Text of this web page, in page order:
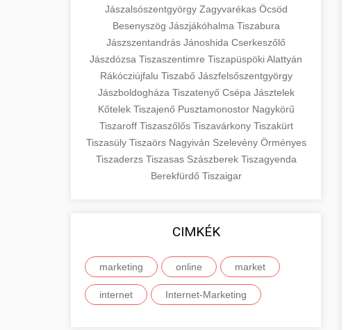
Jászalsószentgyörgy Zagyvarékas Öcsöd
Besenyszög Jászjákóhalma Tiszabura
Jászszentandrás Jánoshida Cserkeszőlő
Jászdózsa Tiszaszentimre TiszapüspökiAlattyán
Rákócziújfalu Tiszabő Jászfelsőszentgyörgy
Jászboldogháza Tiszatenyő Csépa Jásztelek
Kőtelek Tiszajenő Pusztamonostor Nagykörű
Tiszaroff Tiszaszőlős Tiszavárkony Tiszakürt
Tiszasüly Tiszaörs Nagyiván Szelevény Örményes
Tiszaderzs Tiszasas Szászberek Tiszagyenda
Berekfürdő Tiszaigar
CIMKÉK
marketing online market
internet Internet-Marketing